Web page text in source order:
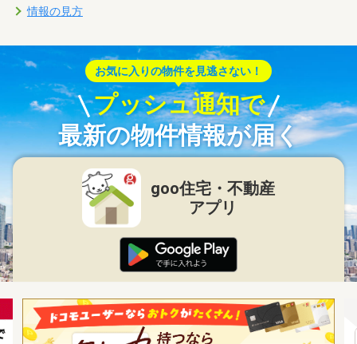
情報の見方
お気に入りの物件を見逃さない！
プッシュ通知で
最新の物件情報が届く
goo住宅・不動産
アプリ